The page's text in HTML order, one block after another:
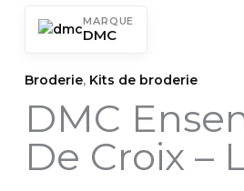
MARQUE
DMC
Broderie, Kits de broderie
DMC
De Croix –